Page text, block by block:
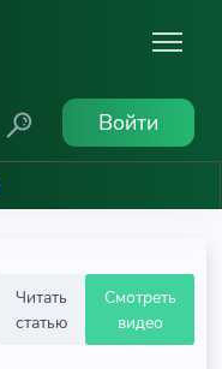
Войти
Читать
статью
Смотреть
видео